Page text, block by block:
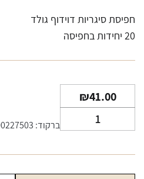
חפיסת סיגריות דוידוף גולד
20 יחידות בחפיסה
₪41.00
של
ברקוד: 4030600227503